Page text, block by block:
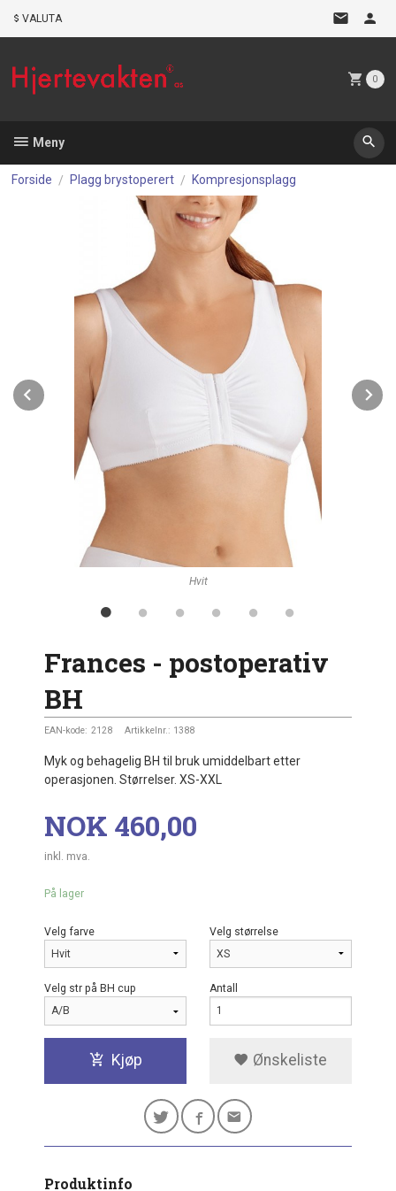
VALUTA
0
Meny
Forside Plagg brystoperert Kompresjonsplagg
Hvit
Prev
Frances - postoperativ
BH
EAN-kode: 2128 Artikkelnr.: 1388
Myk og behagelig BH til bruk umiddelbart etter
operasjonen. Størrelser. XS-XXL
Pris
NOK 460,00
inkl. mva.
På lager
Velg farve Velg størrelse
Velg str på BH cup Antall
Kjøp Ønskeliste
Produktinfo